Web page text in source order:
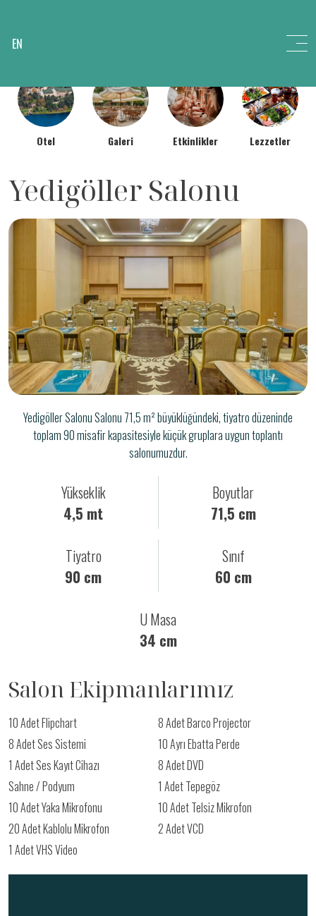
EN
Otel Galeri Etkinlikler Lezzetler
Yedigöller Salonu
Yedigöller Salonu Salonu 71,5 m² büyüklüğündeki, tiyatro düzeninde
toplam 90 misafir kapasitesiyle küçük gruplara uygun toplantı
salonumuzdur.
Yükseklik
4,5 mt
Boyutlar
71,5 cm
Tiyatro
90 cm
Sınıf
60 cm
U Masa
34 cm
Salon Ekipmanlarımız
10 Adet Flipchart
8 Adet Barco Projector
8 Adet Ses Sistemi
10 Ayrı Ebatta Perde
1 Adet Ses Kayıt Cihazı
8 Adet DVD
Sahne / Podyum
1 Adet Tepegöz
10 Adet Yaka Mikrofonu
10 Adet Telsiz Mikrofon
20 Adet Kablolu Mikrofon
2 Adet VCD
1 Adet VHS Video